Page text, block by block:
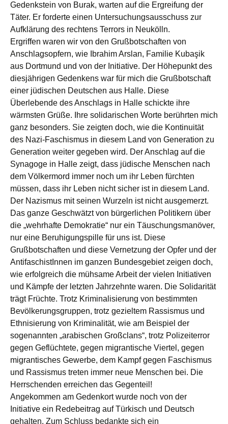
Gedenkstein von Burak, warten auf die Ergreifung der
Täter. Er forderte einen Untersuchungsausschuss zur
Aufklärung des rechtens Terrors in Neukölln.
Ergriffen waren wir von den Grußbotschaften von
Anschlagsopfern, wie Ibrahim Arslan, Familie Kubaşik
aus Dortmund und von der Initiative. Der Höhepunkt des
diesjährigen Gedenkens war für mich die Grußbotschaft
einer jüdischen Deutschen aus Halle. Diese
Überlebende des Anschlags in Halle schickte ihre
wärmsten Grüße. Ihre solidarischen Worte berührten mich
ganz besonders. Sie zeigten doch, wie die Kontinuität
des Nazi-Faschismus in diesem Land von Generation zu
Generation weiter gegeben wird. Der Anschlag auf die
Synagoge in Halle zeigt, dass jüdische Menschen nach
dem Völkermord immer noch um ihr Leben fürchten
müssen, dass ihr Leben nicht sicher ist in diesem Land.
Der Nazismus mit seinen Wurzeln ist nicht ausgemerzt.
Das ganze Geschwätzt von bürgerlichen Politikern über
die „wehrhafte Demokratie“ nur ein Täuschungsmanöver,
nur eine Beruhigungspille für uns ist. Diese
Grußbotschaften und diese Vernetzung der Opfer und der
AntifaschistInnen im ganzen Bundesgebiet zeigen doch,
wie erfolgreich die mühsame Arbeit der vielen Initiativen
und Kämpfe der letzten Jahrzehnte waren. Die Solidarität
trägt Früchte. Trotz Kriminalisierung von bestimmten
Bevölkerungsgruppen, trotz gezieltem Rassismus und
Ethnisierung von Kriminalität, wie am Beispiel der
sogenannten „arabischen Großclans“, trotz Polizeiterror
gegen Geflüchtete, gegen migrantische Viertel, gegen
migrantisches Gewerbe, dem Kampf gegen Faschismus
und Rassismus treten immer neue Menschen bei. Die
Herrschenden erreichen das Gegenteil!
Angekommen am Gedenkort wurde noch von der
Initiative ein Redebeitrag auf Türkisch und Deutsch
gehalten. Zum Schluss bedankte sich ein